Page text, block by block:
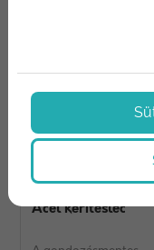
Acél kerítésléc